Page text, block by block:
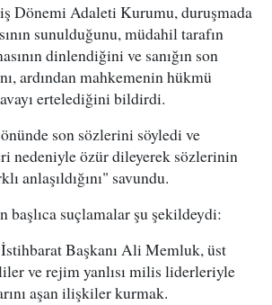
Dönemi Adaleti Kurumu, duruşmada
sunulduğunu, müdahil tarafın
dinlendiğini ve sanığın son
ardından mahkemenin hükmü
ertelediğini bildirdi.
son sözlerini söyledi ve
nedeniyle özür dileyerek sözlerinin
anlaşıldığını" savundu.
başlıca suçlamalar şu şekildeydi:
Başkanı Ali Memluk, üst
ve rejim yanlısı milis liderleriyle
aşan ilişkiler kurmak.